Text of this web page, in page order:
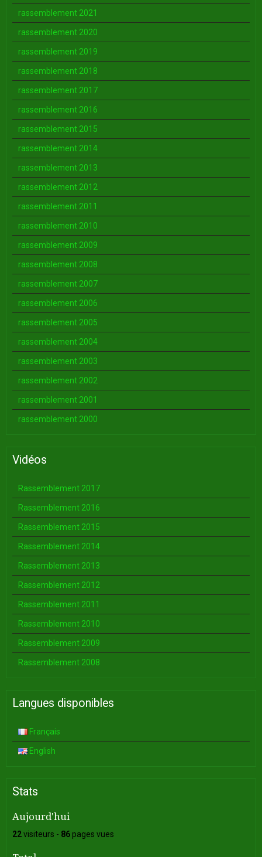
rassemblement 2021
rassemblement 2020
rassemblement 2019
rassemblement 2018
rassemblement 2017
rassemblement 2016
rassemblement 2015
rassemblement 2014
rassemblement 2013
rassemblement 2012
rassemblement 2011
rassemblement 2010
rassemblement 2009
rassemblement 2008
rassemblement 2007
rassemblement 2006
rassemblement 2005
rassemblement 2004
rassemblement 2003
rassemblement 2002
rassemblement 2001
rassemblement 2000
Vidéos
Rassemblement 2017
Rassemblement 2016
Rassemblement 2015
Rassemblement 2014
Rassemblement 2013
Rassemblement 2012
Rassemblement 2011
Rassemblement 2010
Rassemblement 2009
Rassemblement 2008
Langues disponibles
Français
English
Stats
Aujourd'hui
22visiteurs - 86pages vues